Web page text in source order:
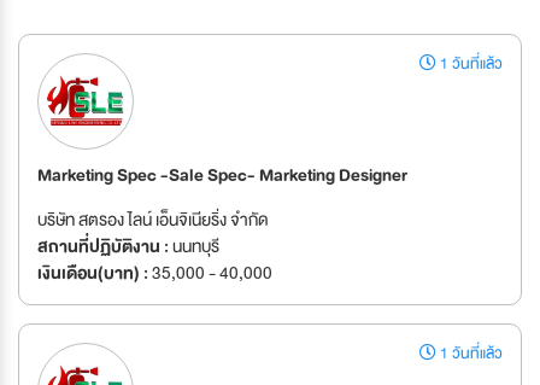
1 วันที่แล้ว
Marketing Spec -Sale Spec- Marketing Designer
บริษัท สตรอง ไลน์ เอ็นจิเนียริ่ง จำกัด
สถานที่ปฏิบัติงาน :นนทบุรี
เงินเดือน(บาท) :35,000 - 40,000
1 วันที่แล้ว